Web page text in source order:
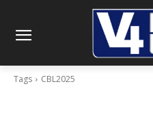
Tags CBL2025